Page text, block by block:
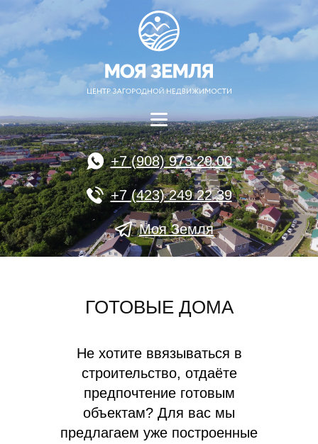
+7 (908) 973 29 00
+7 (423) 249 22 39
Моя Земля
ГОТОВЫЕ ДОМА
Не хотите ввязываться в
строительство, отдаёте
предпочтение готовым
объектам? Для вас мы
предлагаем уже построенные